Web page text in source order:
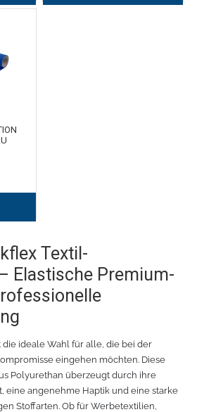
Textil-
Elastische Premium-
die ideale Wahl für alle, die bei der
eingehen möchten. Diese
Polyurethan überzeugt durch ihre
eine angenehme Haptik und eine starke
Stoffarten. Ob für Werbetextilien,